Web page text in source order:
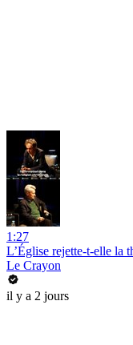
1:27
L’Église rejette-t-elle la
Le Crayon
il y a 2 jours